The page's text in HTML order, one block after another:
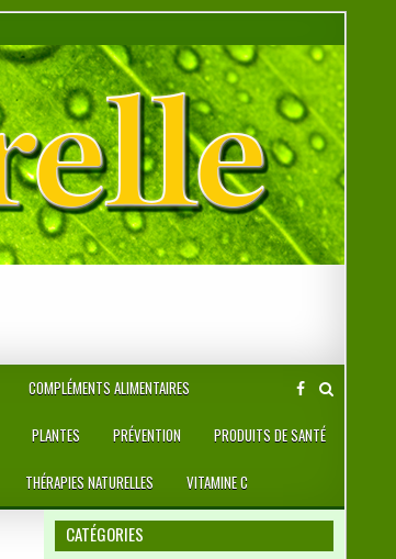
COMPLÉMENTS ALIMENTAIRES
PLANTES PRÉVENTION PRODUITS DE SANTÉ
THÉRAPIES NATURELLES VITAMINE C
CATÉGORIES